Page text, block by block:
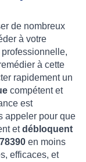
de nombreux
à votre
à cette
rapidement un
compétent et
est
appeler pour que
etdébloquent
en moins
efficaces, et